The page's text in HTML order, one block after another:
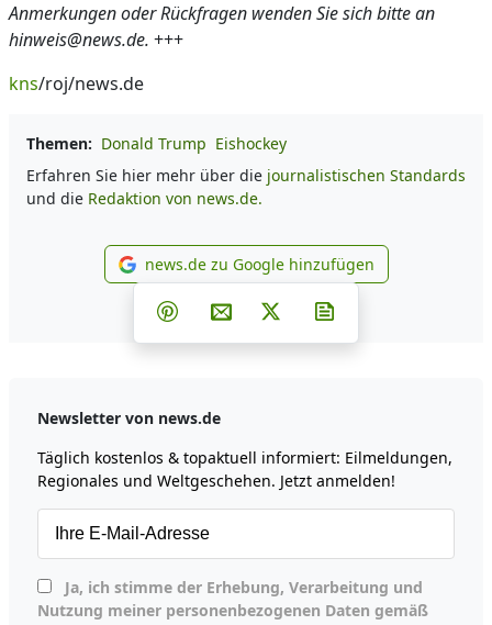
Anmerkungen oder Rückfragen wenden Sie sich bitte an
hinweis@news.de. +++
kns/roj/news.de
Themen: Donald Trump Eishockey
Erfahren Sie hier mehr über die journalistischen Standards
und die Redaktion von news.de.
news.de zu Google
news.de zu Google hinzufügen
Teilen auf Facebook
Teilen auf Whatsapp
Teilen auf Telegram
Teilen auf Pinterest
Per E-Mail teilen
Post auf X
Newsletter von news.de
Täglich kostenlos & topaktuell informiert: Eilmeldungen,
Regionales und Weltgeschehen. Jetzt anmelden!
Nutzung meiner personenbezogenen Daten gemäß